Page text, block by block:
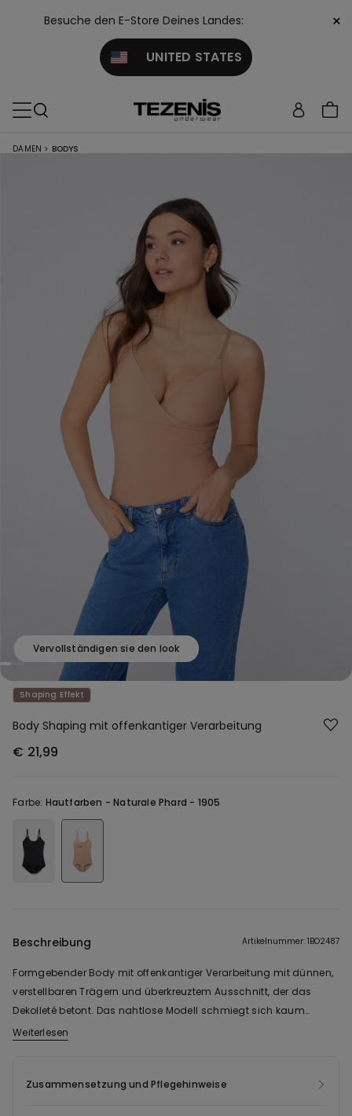
Besuche den E-Store Deines Landes:
UNITED STATES
×
DAMEN > BODYS
Vervollständigen sie den look
Shaping Effekt
Body Shaping mit offenkantiger Verarbeitung
€ 21,99
Farbe: Hautfarben -Naturale Phard - 1905
Beschreibung Artikelnummer: 1BO2487
Formgebender Body mit offenkantiger Verarbeitung mit dünnen,
verstellbaren Trägern und überkreuztem Ausschnitt, der das
Dekolleté betont. Das nahtlose Modell schmiegt sich kaum
spürbar an den Körper und formt die Silhouette mit einem
sich ideal unter Kleidern oder als wichtigstes Kleidungsstück
Weiterlesen
Zusammensetzung und Pflegehinweise